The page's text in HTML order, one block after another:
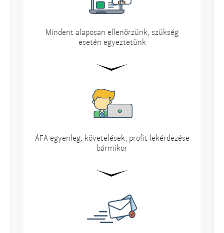
Mindent alaposan ellenőrzünk, szükség
esetén egyeztetünk
ÁFA egyenleg, követelések, profit lekérdezése
bármikor